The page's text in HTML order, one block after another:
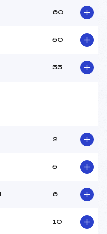
60
50
55
2
5
6
10